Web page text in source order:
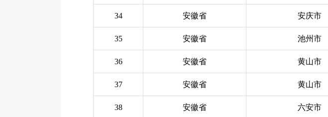
34 安徽省 安庆市
35 安徽省 池州市
36 安徽省 黄山市
37 安徽省 黄山市
38 安徽省 六安市